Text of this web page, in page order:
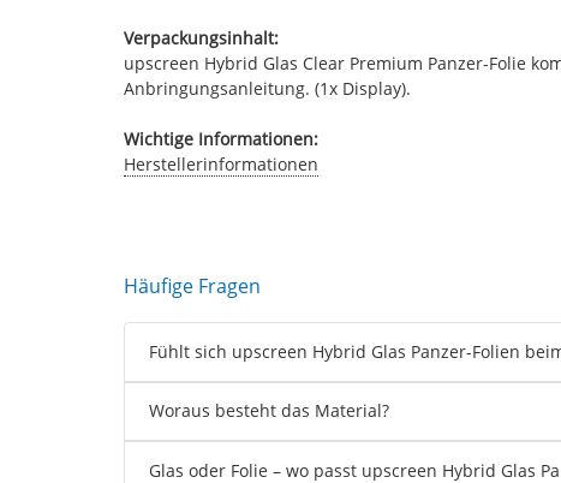
Verpackungsinhalt:
upscreen Hybrid Glas Clear Premium Panzer-Folie
Anbringungsanleitung. (1x Display).
Wichtige Informationen:
Herstellerinformationen
Häufige Fragen
Fühlt sich upscreen Hybrid Glas Panzer-Folien
Woraus besteht das Material?
Glas oder Folie – wo passt upscreen Hybrid Glas